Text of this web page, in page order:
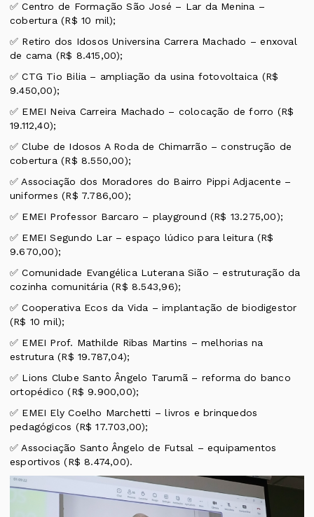
✅ Centro de Formação São José – Lar da Menina –
cobertura (R$ 10 mil);
✅ Retiro dos Idosos Universina Carrera Machado – enxoval
de cama (R$ 8.415,00);
✅ CTG Tio Bilia – ampliação da usina fotovoltaica (R$
9.450,00);
✅ EMEI Neiva Carreira Machado – colocação de forro (R$
19.112,40);
✅ Clube de Idosos A Roda de Chimarrão – construção de
cobertura (R$ 8.550,00);
✅ Associação dos Moradores do Bairro Pippi Adjacente –
uniformes (R$ 7.786,00);
✅ EMEI Professor Barcaro – playground (R$ 13.275,00);
✅ EMEI Segundo Lar – espaço lúdico para leitura (R$
9.670,00);
✅ Comunidade Evangélica Luterana Sião – estruturação da
cozinha comunitária (R$ 8.543,96);
✅ Cooperativa Ecos da Vida – implantação de biodigestor
(R$ 10 mil);
✅ EMEI Prof. Mathilde Ribas Martins – melhorias na
estrutura (R$ 19.787,04);
✅ Lions Clube Santo Ângelo Tarumã – reforma do banco
ortopédico (R$ 9.900,00);
✅ EMEI Ely Coelho Marchetti – livros e brinquedos
pedagógicos (R$ 17.703,00);
✅ Associação Santo Ângelo de Futsal – equipamentos
esportivos (R$ 8.474,00).